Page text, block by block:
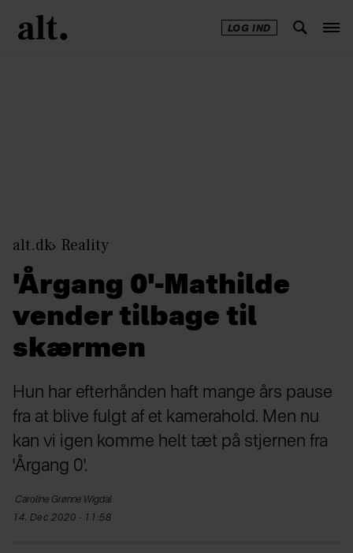
LOG IND
alt.dk Reality
'Årgang 0'-Mathilde
vender tilbage til
skærmen
Hun har efterhånden haft mange års pause
fra at blive fulgt af et kamerahold. Men nu
kan vi igen komme helt tæt på stjernen fra
'Årgang 0'.
Caroline Grønne Wigdal
14. Dec 2020 - 11:58